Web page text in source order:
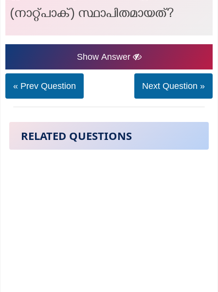
(നാറ്റ്പാക്) സ്ഥാപിതമായത്?
Show Answer
« Prev Question Next Question »
RELATED QUESTIONS